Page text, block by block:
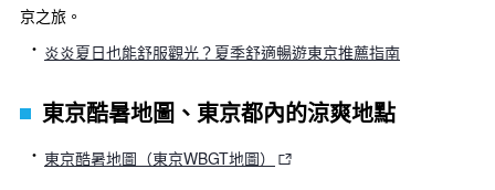
京之旅。
炎炎夏日也能舒服觀光？夏季舒適暢遊東京推薦指南
東京酷暑地圖、東京都內的涼爽地點
東京酷暑地圖（東京WBGT地圖）